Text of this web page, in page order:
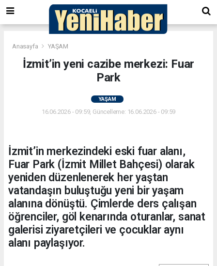
Anasayfa YAŞAM
İzmit’in yeni cazibe merkezi: Fuar
Park
YAŞAM
16.06.2026 - 09:59, Güncelleme: 16.06.2026 - 09:59
İzmit’in merkezindeki eski fuar alanı,
Fuar Park (İzmit Millet Bahçesi) olarak
yeniden düzenlenerek her yaştan
vatandaşın buluştuğu yeni bir yaşam
alanına dönüştü. Çimlerde ders çalışan
öğrenciler, göl kenarında oturanlar, sanat
galerisi ziyaretçileri ve çocuklar aynı
alanı paylaşıyor.